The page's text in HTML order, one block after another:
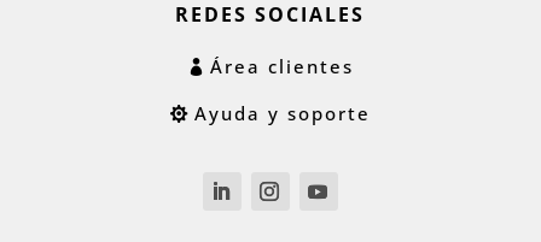
REDES SOCIALES
Área clientes
Ayuda y soporte